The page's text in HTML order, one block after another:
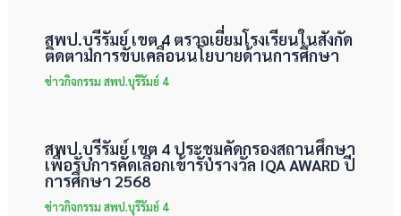
สพป.บุรีรัมย์ เขต 4 ตรวจเยี่ยมโรงเรียนในสังกัด
ติดตามการขับเคลื่อนนโยบายด้านการศึกษา
ข่าวกิจกรรม สพป.บุรีรัมย์ 4
สพป.บุรีรัมย์ เขต 4 ประชุมคัดกรองสถานศึกษา
เพื่อรับการคัดเลือกเข้ารับรางวัล IQA AWARD ปี
การศึกษา 2568
ข่าวกิจกรรม สพป.บุรีรัมย์ 4